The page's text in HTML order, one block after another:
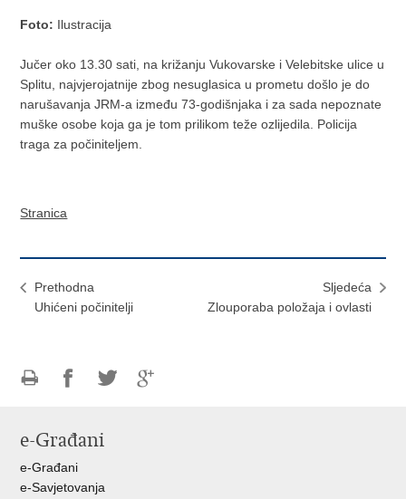
Foto: Ilustracija
Jučer oko 13.30 sati, na križanju Vukovarske i Velebitske ulice u
Splitu, najvjerojatnije zbog nesuglasica u prometu došlo je do
narušavanja JRM-a između 73-godišnjaka i za sada nepoznate
muške osobe koja ga je tom prilikom teže ozlijedila. Policija
traga za počiniteljem.
Stranica
Prethodna
Uhićeni počinitelji
Sljedeća
Zlouporaba položaja i ovlasti
FacebookuTwitteru
e-Građani
e-Građani
e-Savjetovanja